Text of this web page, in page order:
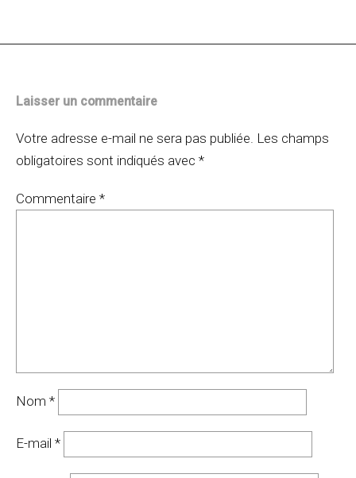
Laisser un commentaire
Votre adresse e-mail ne sera pas publiée. Les champs
obligatoires sont indiqués avec *
Commentaire *
Nom *
E-mail *